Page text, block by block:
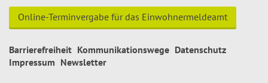
Online-Terminvergabe für das Einwohnermeldeamt
Barrierefreiheit Kommunikationswege Datenschutz
Impressum Newsletter